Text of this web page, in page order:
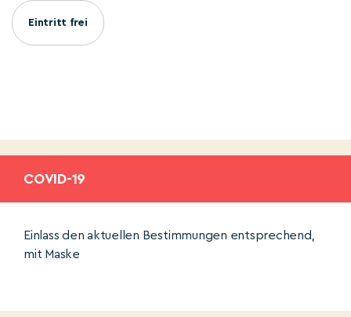
Eintritt frei
COVID-19
Einlass den aktuellen Bestimmungen entsprechend,
mit Maske